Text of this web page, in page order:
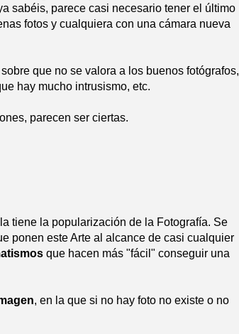
sabéis, parece casi necesario tener el último
fotos y cualquiera con una cámara nueva
que no se valora a los buenos fotógrafos,
hay mucho intrusismo, etc.
parecen ser ciertas.
tiene la popularización de la Fotografía. Se
ponen este Arte al alcance de casi cualquier
que hacen más "fácil" conseguir una
, en la que si no hay foto no existe o no